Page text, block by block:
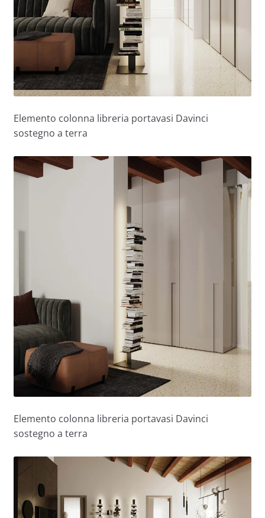
Elemento colonna libreria portavasi Davinci
sostegno a terra
Elemento colonna libreria portavasi Davinci
sostegno a terra